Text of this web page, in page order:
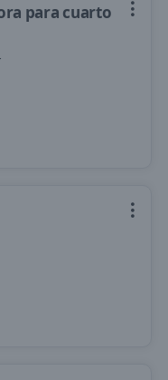
para cuarto